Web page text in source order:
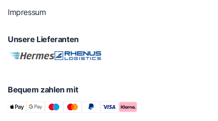
Impressum
Unsere Lieferanten
Bequem zahlen mit